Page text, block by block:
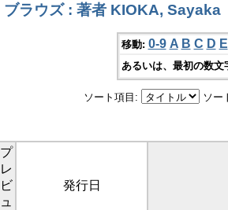
ブラウズ : 著者 KIOKA, Sayaka
移動: 0-9 A B C D E
あるいは、最初の数
ソート項目: ソー
プ
レ
ビ
ュ
発行日